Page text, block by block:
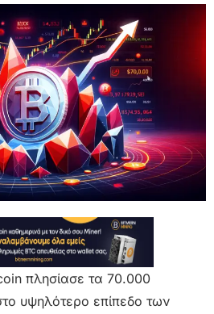
πλησίασε τα 70.000
υψηλότερο επίπεδο των